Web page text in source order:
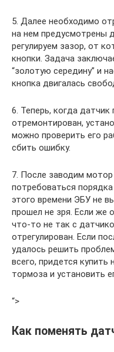
5. Далее необходимо
на нем предусмотрены
регулируем зазор, от
кнопки. Задача
“золотую середину” и
кнопка двигалась
6. Теперь, когда
отремонтирован,
можно проверить его
сбить ошибку.
7. После заводим
потребоваться
этого времени ЭБУ не
прошел не зря. Если же
что-то не так с
отрегулирован. Если
удалось решить
всего, придется
тормоза и установить
“>
Как поменять